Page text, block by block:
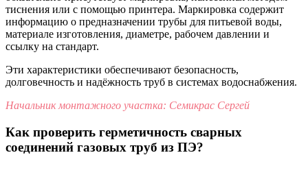
тиснения или с помощью принтера. Маркировка содержит
информацию о предназначении трубы для питьевой воды,
материале изготовления, диаметре, рабочем давлении и
ссылку на стандарт.
Эти характеристики обеспечивают безопасность,
долговечность и надёжность труб в системах водоснабжения.
Начальник монтажного участка: Семикрас Сергей
Как проверить герметичность сварных
соединений газовых труб из ПЭ?